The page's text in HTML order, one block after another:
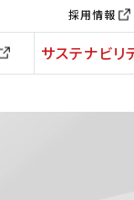
採用情報
サステナビリ